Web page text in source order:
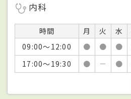
内科
時間 月 火 水
09:00～12:00
● ● ●
17:00～19:30
● － ●